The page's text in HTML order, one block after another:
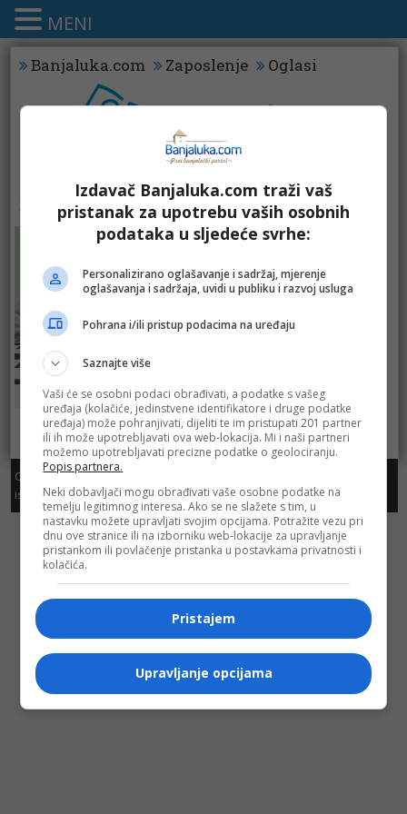
Banjaluka.com Zaposlenje Oglasi
KATALOZI - LJETNI PROGRAM
CM
Bingo
Copyright. Sva prava zadržana. Dozvoljeno preuzimanje sadržaja
isključivo uz navođenje linka prema stranici sa koje je sadržaj preuzet.
MENI
Izdavač Banjaluka.com traži vaš
pristanak za upotrebu vaših osobnih
podataka u sljedeće svrhe:
Personalizirano oglašavanje i sadržaj, mjerenje
oglašavanja i sadržaja, uvidi u publiku i razvoj usluga
Pohrana i/ili pristup podacima na uređaju
Saznajte više
Vaši će se osobni podaci obrađivati, a podatke s vašeg
uređaja (kolačiće, jedinstvene identifikatore i druge podatke
uređaja) može pohranjivati, dijeliti te im pristupati 201 partner
ili ih može upotrebljavati ova web-lokacija. Mi i naši partneri
možemo upotrebljavati precizne podatke o geolociranju.
Popis partnera.
Neki dobavljači mogu obrađivati vaše osobne podatke na
temelju legitimnog interesa. Ako se ne slažete s tim, u
nastavku možete upravljati svojim opcijama. Potražite vezu pri
dnu ove stranice ili na izborniku web-lokacije za upravljanje
pristankom ili povlačenje pristanka u postavkama privatnosti i
kolačića.
Pristajem
Upravljanje opcijama